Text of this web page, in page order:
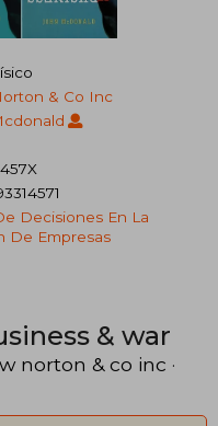
& Co Inc
Decisiones En La
De Empresas
& war
norton & co inc ·